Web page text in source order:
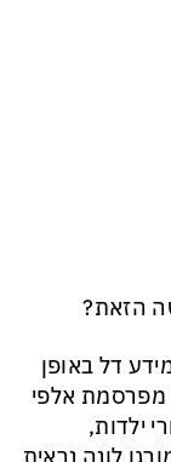
הזאת?
דל באופן
מפרסמת אלפי
ילדות,